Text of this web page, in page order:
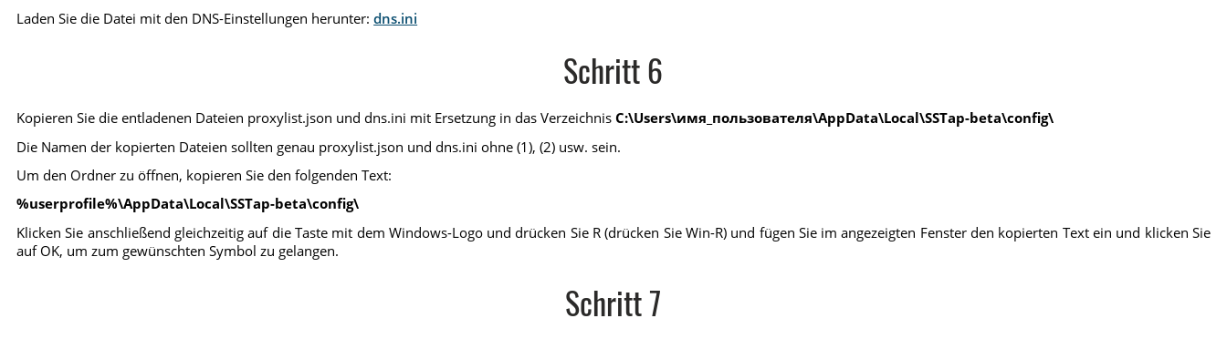
Laden Sie die Datei mit den DNS-Einstellungen herunter:dns.ini
Schritt 6
Kopieren Sie die entladenen Dateien proxylist.json und dns.ini mit Ersetzung in das VerzeichnisC:\Users\имя_пользователя\AppData\Local\SSTap-beta\config\
Die Namen der kopierten Dateien sollten genau proxylist.json und dns.ini ohne (1), (2) usw. sein.
Um den Ordner zu öffnen, kopieren Sie den folgenden Text:
%userprofile%\AppData\Local\SSTap-beta\config\
Klicken Sie anschließend gleichzeitig auf die Taste mit dem Windows-Logo und drücken Sie R (drücken Sie Win-R) und fügen Sie im angezeigten Fenster den kopierten Text ein und klicken Sie
auf OK, um zum gewünschten Symbol zu gelangen.
Schritt 7